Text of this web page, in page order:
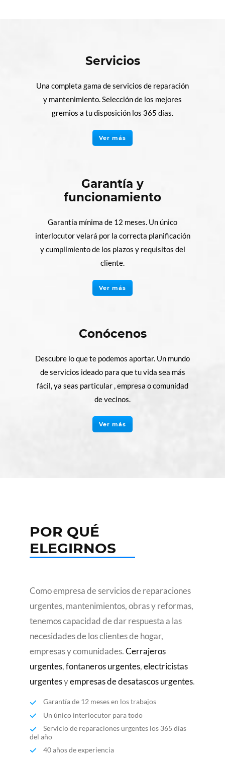
Servicios
Una completa gama de servicios de reparación
y mantenimiento. Selección de los mejores
gremios a tu disposición los 365 días.
Ver más
Garantía y
funcionamiento
Garantía mínima de 12 meses. Un único
interlocutor velará por la correcta planificación
y cumplimiento de los plazos y requisitos del
cliente.
Ver más
Conócenos
Descubre lo que te podemos aportar. Un mundo
de servicios ideado para que tu vida sea más
fácil, ya seas particular , empresa o comunidad
de vecinos.
Ver más
POR QUÉ
ELEGIRNOS
Como empresa de servicios de reparaciones
urgentes, mantenimientos, obras y reformas,
tenemos capacidad de dar respuesta a las
necesidades de los clientes de hogar,
empresas y comunidades.Cerrajeros
urgentes,fontaneros urgentes,electricistas
urgentesyempresas de desatascos urgentes.
Garantía de 12 meses en los trabajos
Un único interlocutor para todo
Servicio de reparaciones urgentes los 365 días
del año
40 años de experiencia